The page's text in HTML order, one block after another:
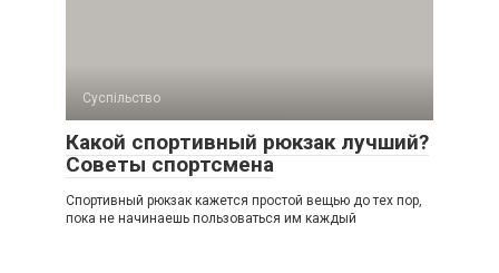
Суспільство
Какой спортивный рюкзак лучший?
Советы спортсмена
Спортивный рюкзак кажется простой вещью до тех пор,
пока не начинаешь пользоваться им каждый